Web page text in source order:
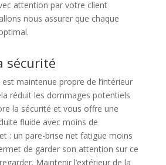
attention par votre client
nous assurer que chaque
sécurité
est maintenue propre de l’intérieur
réduit les dommages potentiels
la sécurité et vous offre une
fluide avec moins de
: un pare-brise net fatigue moins
de garder son attention sur ce
Maintenir l’extérieur de la